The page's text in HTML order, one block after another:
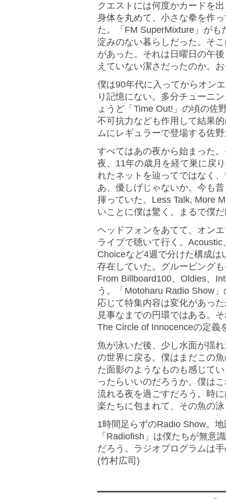
クエストには何度かカードを
身体を丸めて、小さな拳を作
た。「FM SuperMixture」が
淀みのない暮らしだった。そ
があった。それは日曜日の午
えていない潔さだったのか。
僕は90年代に入ってからオン
り記憶にない。多分チューニ
ょうど「Time Out!」の頃の佐
不可抗力なども作用して結果
ムにレギュラーで登場する佐
すべてはあの夜から始まった
夜、11年の歳月を経て巣に戻
れたネットを辿ってではなく
あ、優しげじゃないか。今も
揮っていた。Less Talk, More
いことに僕は驚く。まるで僕
ヘッドフォンをあてて、オン
ライブで聴いて行く。
Choiceなど4週で分けた構成
存在していた。グルーピング
From Billboard100、Oldies、
う。「Motoharu Radio Show
応じて特集内容は変化があっ
見事なまでの円環ではある。
The Circle of Innocenceの定義
魚が泳いだ後、少し水面が揺
の世界に戻る。僕はまだこの
た面影のようなものも感じて
ったらいいのだろうか。僕は
流れる夜を過ごすだろう。時
楽たちに包まれて、その魚の
1時間足らずのRadio Show。
「Radiofish」は僕たちが無意
だろう。ラジオプログラムは
(竹村広司)